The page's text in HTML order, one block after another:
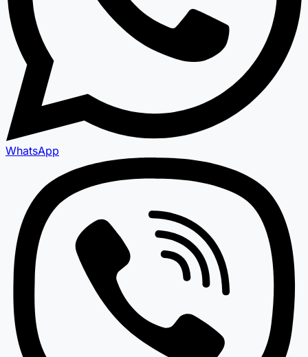
WhatsApp